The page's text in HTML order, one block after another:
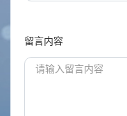
留言内容